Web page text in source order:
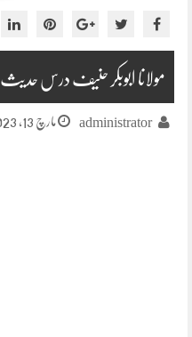
مولانا ابوبکر حنیف درس حدیث 2023-03-13
administrator مارچ 13, 2023